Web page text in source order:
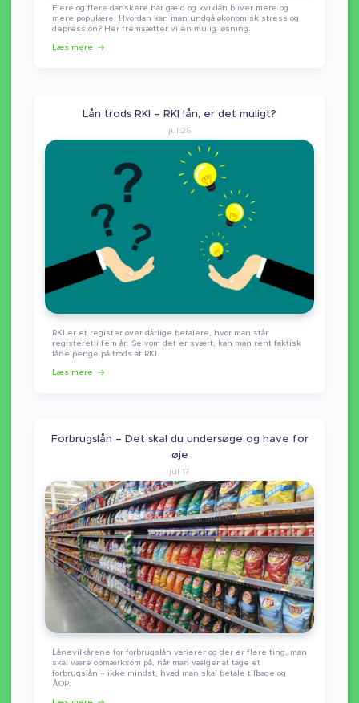
Flere og flere danskere har gæld og kviklån bliver mere og
mere populære. Hvordan kan man undgå økonomisk stress og
depression? Her fremsætter vi en mulig løsning.
Læs mere
Lån trods RKI – RKI lån, er det muligt?
jul 26
RKI er et register over dårlige betalere, hvor man står
registeret i fem år. Selvom det er svært, kan man rent faktisk
låne penge på trods af RKI.
Læs mere
Forbrugslån – Det skal du undersøge og have for
øje
jul 17
Lånevilkårene for forbrugslån varierer og der er flere ting, man
skal være opmærksom på, når man vælger at tage et
forbrugslån – ikke mindst, hvad man skal betale tilbage og
ÅOP.